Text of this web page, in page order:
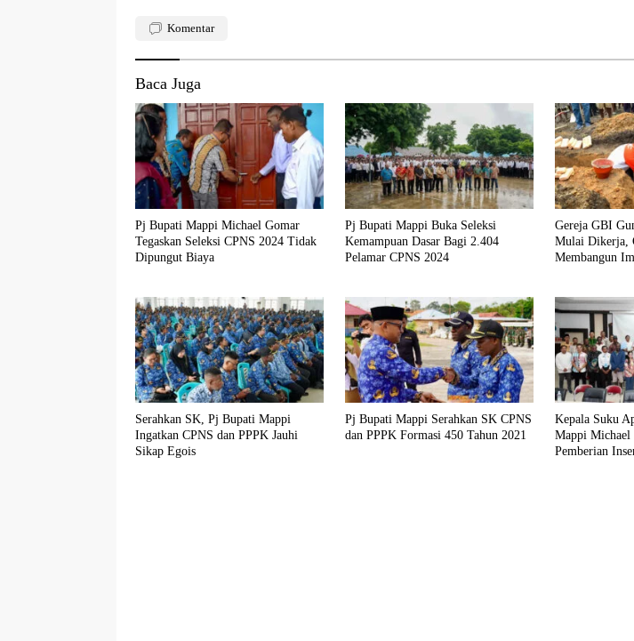
Komentar
Baca Juga
Pj Bupati Mappi Michael Gomar
Tegaskan Seleksi CPNS 2024 Tidak
Dipungut Biaya
Pj Bupati Mappi Buka Seleksi
Kemampuan Dasar Bagi 2.404
Pelamar CPNS 2024
Gereja GBI
Mulai Dikerja,
Membangun
Serahkan SK, Pj Bupati Mappi
Ingatkan CPNS dan PPPK Jauhi
Sikap Egois
Pj Bupati Mappi Serahkan SK CPNS
dan PPPK Formasi 450 Tahun 2021
Kepala Suku
Mappi Michael
Pemberian